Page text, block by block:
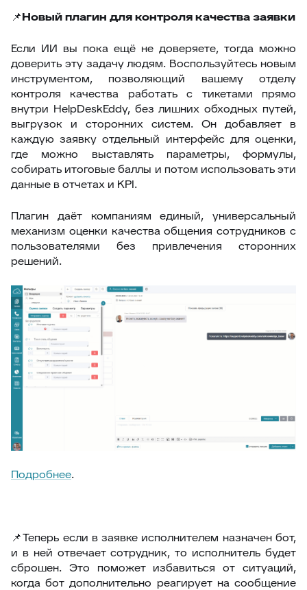
📌Новый плагин для контроля качества заявки
Если ИИ вы пока ещё не доверяете, тогда можно
доверить эту задачу людям. Воспользуйтесь новым
инструментом, позволяющий вашему отделу
контроля качества работать с тикетами прямо
внутри HelpDeskEddy, без лишних обходных путей,
выгрузок и сторонних систем. Он добавляет в
каждую заявку отдельный интерфейс для оценки,
где можно выставлять параметры, формулы,
собирать итоговые баллы и потом использовать эти
данные в отчетах и KPI.
Плагин даёт компаниям единый, универсальный
механизм оценки качества общения сотрудников с
пользователями без привлечения сторонних
решений.
Подробнее.
📌Теперь если в заявке исполнителем назначен бот,
и в ней отвечает сотрудник, то исполнитель будет
сброшен. Это поможет избавиться от ситуаций,
когда бот дополнительно реагирует на сообщение